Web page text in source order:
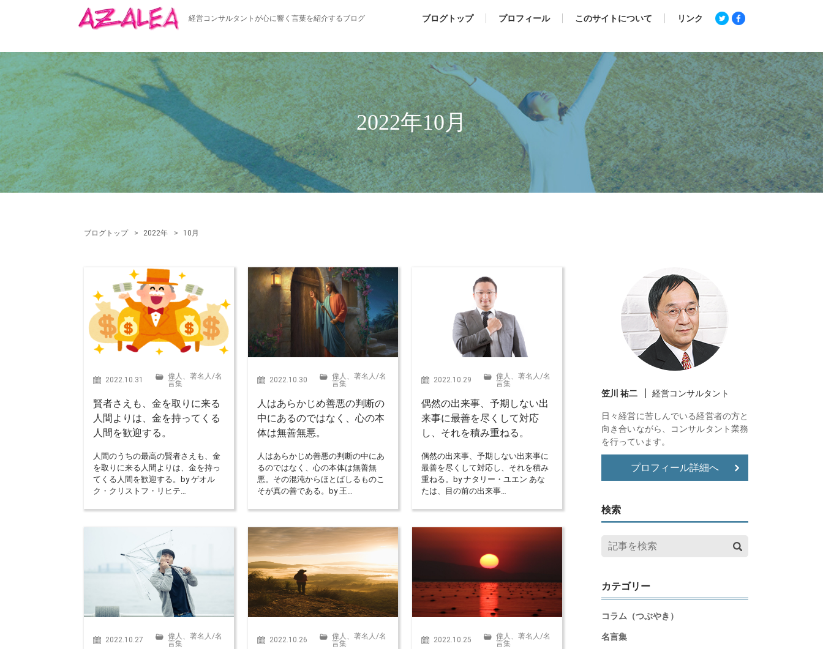
経営コンサルタントが心に響く言葉を紹介するブログ ブログトップ プロフィール このサイトについて リンク
2022年10月
ブログトップ 2022年 10月
2022.10.31 偉人、著名人/名
言集
賢者さえも、金を取りに来る
人間よりは、金を持ってくる
人間を歓迎する。
人間のうちの最高の賢者さえも、金
を取りに来る人間よりは、金を持っ
てくる人間を歓迎する。by ゲオル
ク・クリストフ・リヒテ…
2022.10.30 偉人、著名人/名
言集
人はあらかじめ善悪の判断の
中にあるのではなく、心の本
体は無善無悪。
人はあらかじめ善悪の判断の中にあ
るのではなく、心の本体は無善無
悪。その混沌からほとばしるものこ
そが真の善である。by 王…
2022.10.29 偉人、著名人/名
言集
偶然の出来事、予期しない出
来事に最善を尽くして対応
し、それを積み重ねる。
偶然の出来事、予期しない出来事に
最善を尽くして対応し、それを積み
重ねる。by ナタリー・ユエン あな
たは、目の前の出来事…
2022.10.27 偉人、著名人/名
言集
2022.10.26 偉人、著名人/名
言集
2022.10.25 偉人、著名人/名
言集
笠川 祐二 経営コンサルタント
日々経営に苦しんでいる経営者の方と
向き合いながら、コンサルタント業務
を行っています。
プロフィール詳細へ
検索
カテゴリー
コラム（つぶやき）
名言集